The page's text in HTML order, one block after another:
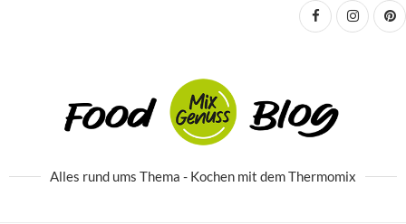
Alles rund ums Thema - Kochen mit dem Thermomix